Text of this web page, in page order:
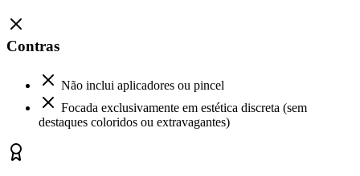
Contras
Não inclui aplicadores ou pincel
Focada exclusivamente em estética discreta (sem
destaques coloridos ou extravagantes)